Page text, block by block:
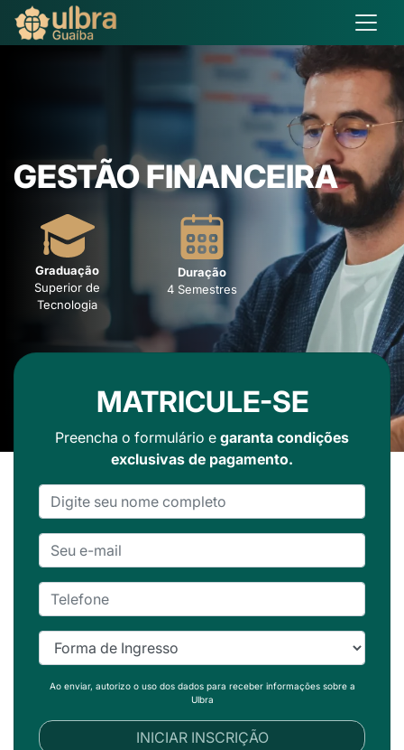
GESTÃO FINANCEIRA
Graduação
Superior de
Tecnologia
Duração
4 Semestres
MATRICULE-SE
Preencha o formulário e garanta condições
exclusivas de pagamento.
Ao enviar, autorizo o uso dos dados para receber informações sobre a
Ulbra
INICIAR INSCRIÇÃO